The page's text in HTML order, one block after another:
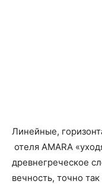
Линейные,
отеля AMARA
древнегреческое
вечность, точно